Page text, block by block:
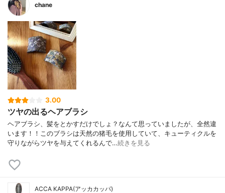
chane
3.00
ツヤの出るヘアブラシ
ヘアブラシ、髪をとかすだけでしょ？なんて思っていましたが、全然違
います！！このブラシは天然の猪毛を使用していて、キューティクルを
守りながらツヤを与えてくれるんで…続きを見る
ACCA KAPPA(アッカカッパ)